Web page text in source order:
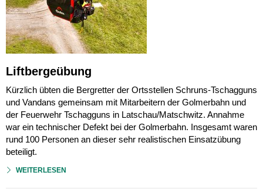
Liftbergeübung
Kürzlich übten die Bergretter der Ortsstellen Schruns-Tschagguns
und Vandans gemeinsam mit Mitarbeitern der Golmerbahn und
der Feuerwehr Tschagguns in Latschau/Matschwitz. Annahme
war ein technischer Defekt bei der Golmerbahn. Insgesamt waren
rund 100 Personen an dieser sehr realistischen Einsatzübung
beteiligt.
WEITERLESEN